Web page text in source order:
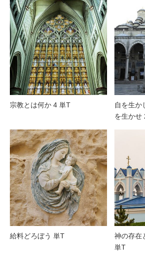
宗教とは何か 4 単T
自を生か
を生かせ
給料どろぼう 単T
神の存在
単T